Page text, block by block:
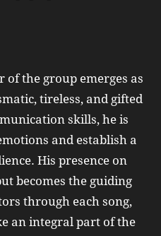
the group emerges as
tireless, and gifted
skills, he is
and establish a
His presence on
becomes the guiding
through each song,
an integral part of the